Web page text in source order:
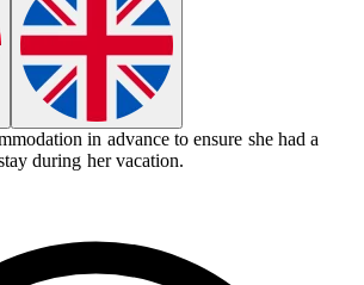
in advance to ensure she had a
during her vacation.